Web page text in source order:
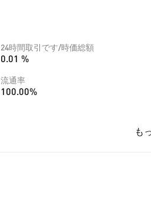
24時間取引です/時価総額
0.01 %
流通率
100.00%
も